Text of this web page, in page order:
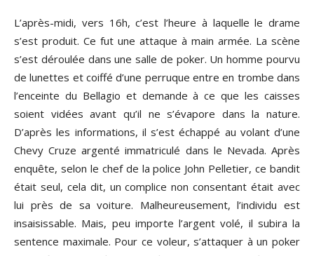
L’après-midi, vers 16h, c’est l’heure à laquelle le drame
s’est produit. Ce fut une attaque à main armée. La scène
s’est déroulée dans une salle de poker. Un homme pourvu
de lunettes et coiffé d’une perruque entre en trombe dans
l’enceinte du Bellagio et demande à ce que les caisses
soient vidées avant qu’il ne s’évapore dans la nature.
D’après les informations, il s’est échappé au volant d’une
Chevy Cruze argenté immatriculé dans le Nevada. Après
enquête, selon le chef de la police John Pelletier, ce bandit
était seul, cela dit, un complice non consentant était avec
lui près de sa voiture. Malheureusement, l’individu est
insaisissable. Mais, peu importe l’argent volé, il subira la
sentence maximale. Pour ce voleur, s’attaquer à un poker